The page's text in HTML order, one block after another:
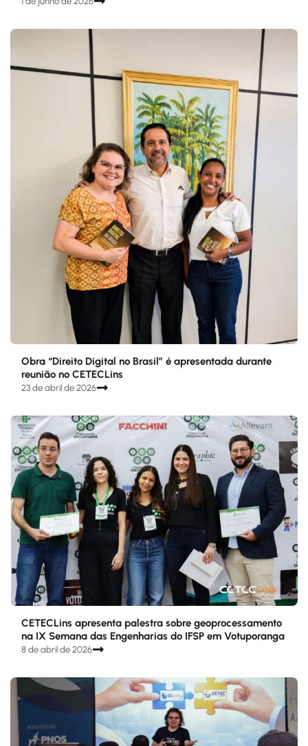
Obra “Direito Digital no Brasil” é apresentada durante
reunião no CETECLins
23 de abril de 2026
CETECLins apresenta palestra sobre geoprocessamento
na IX Semana das Engenharias do IFSP em Votuporanga
8 de abril de 2026